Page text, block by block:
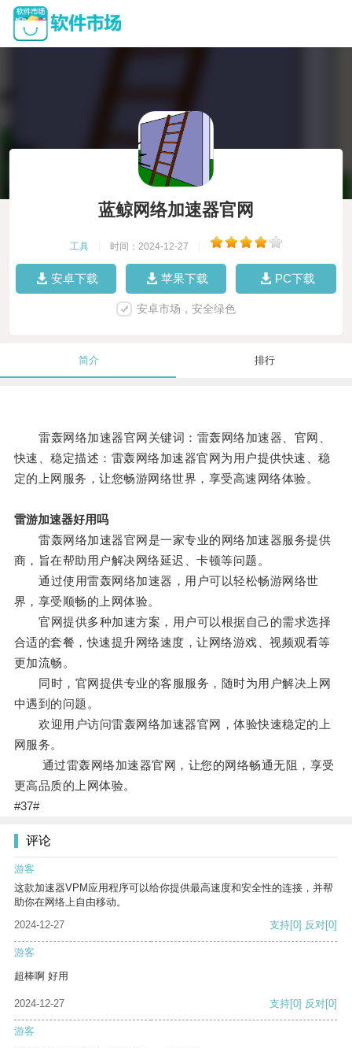
蓝鲸网络加速器官网
工具 时间：2024-12-27
安卓下载 苹果下载 PC下载
安卓市场，安全绿色
简介 排行
雷轰网络加速器官网关键词：雷轰网络加速器、官网、
快速、稳定描述：雷轰网络加速器官网为用户提供快速、稳
定的上网服务，让您畅游网络世界，享受高速网络体验。
雷游加速器好用吗
雷轰网络加速器官网是一家专业的网络加速器服务提供
商，旨在帮助用户解决网络延迟、卡顿等问题。
通过使用雷轰网络加速器，用户可以轻松畅游网络世
界，享受顺畅的上网体验。
官网提供多种加速方案，用户可以根据自己的需求选择
合适的套餐，快速提升网络速度，让网络游戏、视频观看等
更加流畅。
同时，官网提供专业的客服服务，随时为用户解决上网
中遇到的问题。
欢迎用户访问雷轰网络加速器官网，体验快速稳定的上
网服务。
通过雷轰网络加速器官网，让您的网络畅通无阻，享受
更高品质的上网体验。
#37#
评论
游客
这款加速器VPM应用程序可以给你提供最高速度和安全性的连接，并帮
助你在网络上自由移动。
2024-12-27
支持[0] 反对[0]
游客
超棒啊 好用
2024-12-27 支持[0] 反对[0]
游客